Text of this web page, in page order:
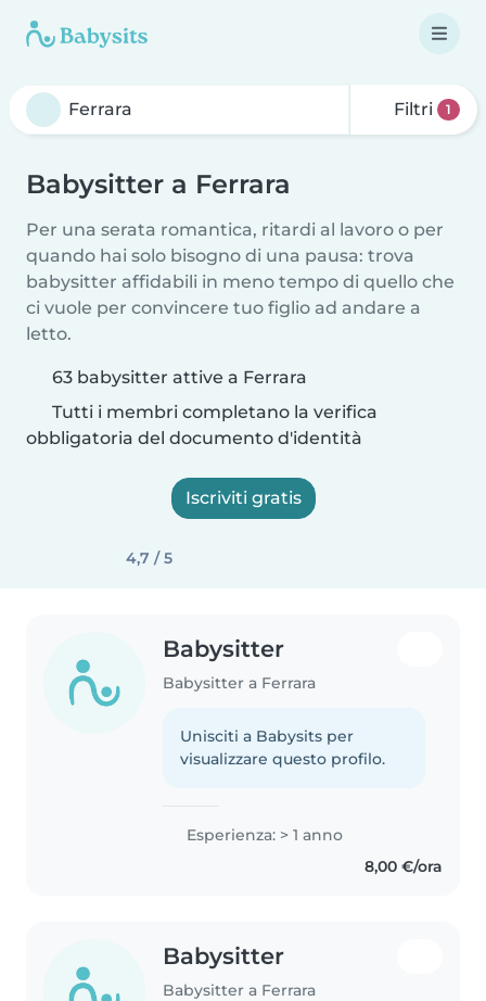
Filtri 1
Babysitter a Ferrara
Per una serata romantica, ritardi al lavoro o per
quando hai solo bisogno di una pausa: trova
babysitter affidabili in meno tempo di quello che
ci vuole per convincere tuo figlio ad andare a
letto.
63 babysitter attive a Ferrara
Tutti i membri completano la verifica
obbligatoria del documento d'identità
Iscriviti gratis
4,7 / 5
Babysitter
Babysitter a Ferrara
Unisciti a Babysits per
visualizzare questo profilo.
Esperienza: > 1 anno
8,00 €/ora
Babysitter
Babysitter a Ferrara